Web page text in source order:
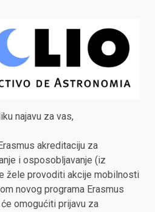
najavu za vas,
akreditaciju za
i osposobljavanje (iz
žele provoditi akcije mobilnosti
novog programa Erasmus
omogućiti prijavu za